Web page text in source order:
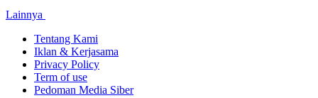
Lainnya
Tentang Kami
Iklan & Kerjasama
Privacy Policy
Term of use
Pedoman Media Siber